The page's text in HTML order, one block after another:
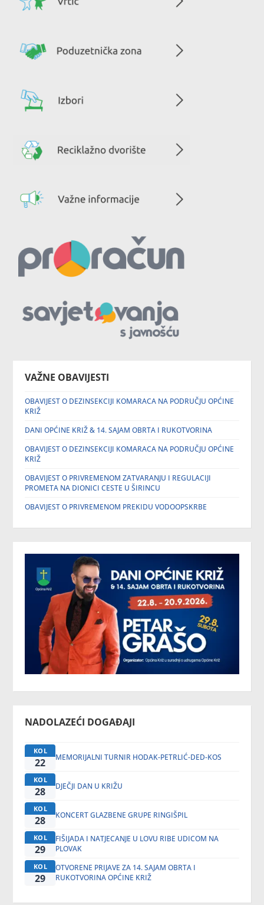
VAŽNE OBAVIJESTI
OBAVIJEST O DEZINSEKCIJI KOMARACA NA PODRUČJU OPĆINE
KRIŽ
DANI OPĆINE KRIŽ & 14. SAJAM OBRTA I RUKOTVORINA
OBAVIJEST O DEZINSEKCIJI KOMARACA NA PODRUČJU OPĆINE
KRIŽ
OBAVIJEST O PRIVREMENOM ZATVARANJU I REGULACIJI
PROMETA NA DIONICI CESTE U ŠIRINCU
OBAVIJEST O PRIVREMENOM PREKIDU VODOOPSKRBE
NADOLAZEĆI DOGAĐAJI
KOL
22 MEMORIJALNI TURNIR HODAK-PETRLIĆ-DED-KOS
KOL
28 DJEČJI DAN U KRIŽU
KOL
28 KONCERT GLAZBENE GRUPE RINGIŠPIL
KOL
29
FIŠIJADA I NATJECANJE U LOVU RIBE UDICOM NA
PLOVAK
KOL
29
OTVORENE PRIJAVE ZA 14. SAJAM OBRTA I
RUKOTVORINA OPĆINE KRIŽ